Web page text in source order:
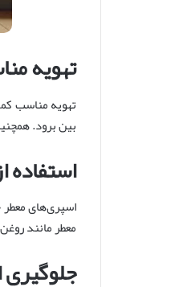
تهویه
تهویه مناسب
بین برود.
اسپری‌های
معطر مانند